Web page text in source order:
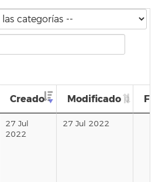
Creado Modificado Fin
27 Jul
2022
27 Jul 2022